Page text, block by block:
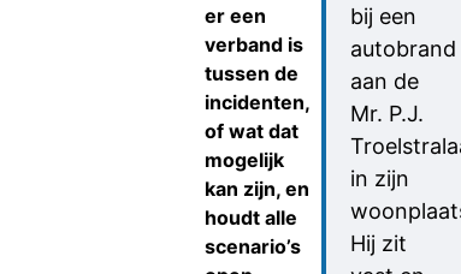
er een
verband is
tussen de
incidenten,
of wat dat
mogelijk
kan zijn, en
houdt alle
scenario’s
bij een
autobrand
aan de
Mr. P.J.
in zijn
Hij zit